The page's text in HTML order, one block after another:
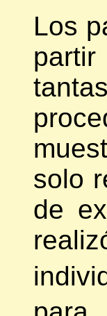
Los
solo
de